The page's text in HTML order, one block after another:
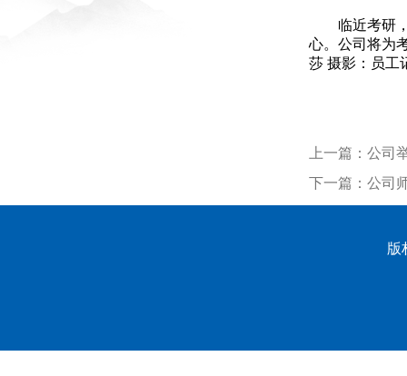
临近考研
心。公司将为
莎 摄影：员工
上一篇： 公司
下一篇： 公司
版